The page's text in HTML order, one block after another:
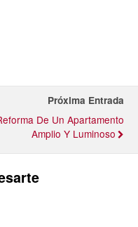
Próxima Entrada
De Un Apartamento
Amplio Y Luminoso